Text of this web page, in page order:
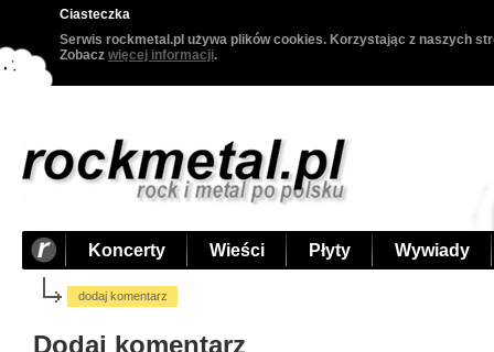
Ciasteczka
Serwis rockmetal.pl używa plików cookies. Korzystając z naszych
Zobacz więcej informacji.
Koncerty Wieści Płyty Wywiady
dodaj komentarz
Dodaj komentarz